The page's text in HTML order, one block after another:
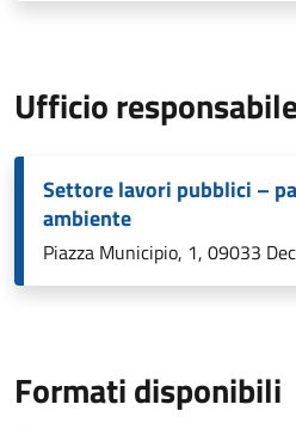
Ufficio
Settore lavori pubblici –
ambiente
Piazza Municipio, 1, 09033
Formati disponibili